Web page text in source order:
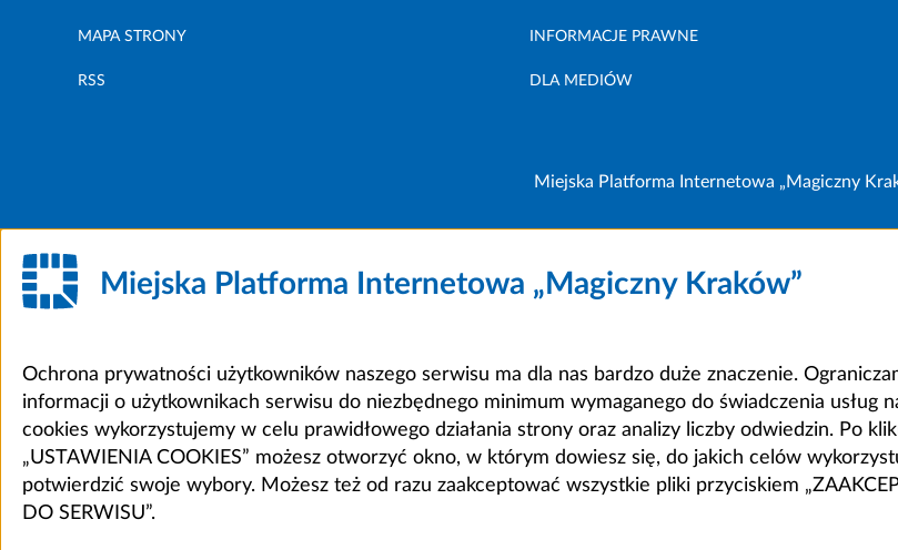
MAPA STRONY INFORMACJE PRAWNE
RSS DLA MEDIÓW
Miejska Platforma Internetowa „Magiczny
Miejska Platforma Internetowa „Magiczny Kraków”
Ochrona prywatności użytkowników naszego serwisu ma dla nas bardzo duże znaczenie.
informacji o użytkownikach serwisu do niezbędnego minimum wymaganego do świadczenia usług
cookies wykorzystujemy w celu prawidłowego działania strony oraz analizy liczby odwiedzin. Po
„USTAWIENIA COOKIES” możesz otworzyć okno, w którym dowiesz się, do jakich celów
potwierdzić swoje wybory. Możesz też od razu zaakceptować wszystkie pliki przyciskiem
DO SERWISU”.